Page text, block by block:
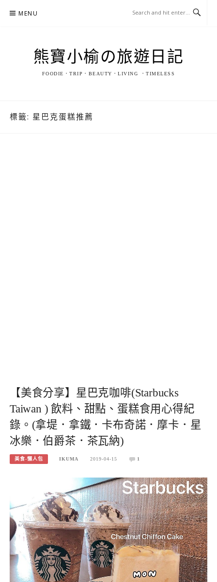
MENU
熊寶小榆の旅遊日記
FOODIE．TRIP．BEAUTY．LIVING ．TIMELESS
標籤: 星巴克蛋糕推薦
【美食分享】星巴克咖啡(Starbucks
Taiwan ) 飲料、甜點、蛋糕食用心得紀
錄。(拿堤．拿鐵．卡布奇諾．摩卡．星
冰樂．伯爵茶．茶瓦納)
美食-懶人包 IKUMA 2019-04-15 1